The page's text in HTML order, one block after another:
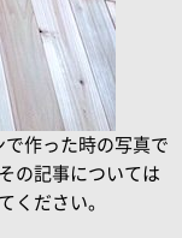
で作った時の写真で
の記事については
ください。